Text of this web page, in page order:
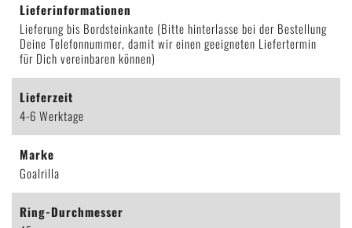
Lieferinformationen
Lieferung bis Bordsteinkante (Bitte hinterlasse bei der Bestellung
Deine Telefonnummer, damit wir einen geeigneten Liefertermin
für Dich vereinbaren können)
Lieferzeit
4-6 Werktage
Marke
Goalrilla
Ring-Durchmesser